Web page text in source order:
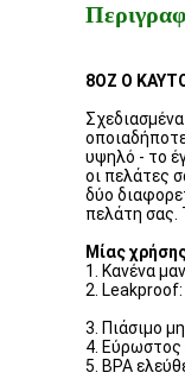
8OZ Ο
υψηλό - το
οι πελάτες
δύο
πελάτη σας.
Μίας
1. Κανένα
2.
3. Πιάσιμο
4. Εύρωστος
5. BPA